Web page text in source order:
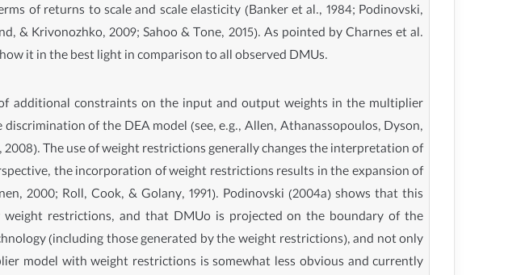
of returns to scale and scale elasticity (Banker et al., 1984; Podinovski,
& Krivonozhko, 2009; Sahoo & Tone, 2015). As pointed by Charnes et al.
it in the best light in comparison to all observed DMUs.
additional constraints on the input and output weights in the multiplier
of the DEA model (see, e.g., Allen, Athanassopoulos, Dyson,
2008). The use of weight restrictions generally changes the interpretation of
the incorporation of weight restrictions results in the expansion of
2000; Roll, Cook, & Golany, 1991). Podinovski (2004a) shows that this
restrictions, and that DMUo is projected on the boundary of the
(including those generated by the weight restrictions), and not only
model with weight restrictions is somewhat less obvious and currently